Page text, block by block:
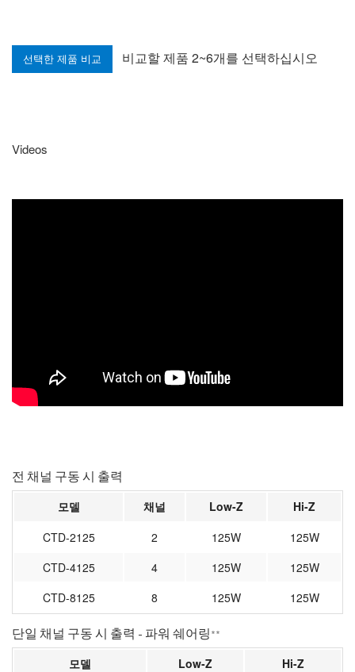
비교할 제품 2~6개를 선택하십시오
Videos
전 채널 구동 시 출력
모델 채널 Low-Z
Hi-Z
CTD-2125
2 125W
125W
CTD-4125
4 125W
125W
CTD-8125
8 125W 125W
단일 채널 구동 시 출력 - 파워 쉐어링**
모델 Low-Z
Hi-Z